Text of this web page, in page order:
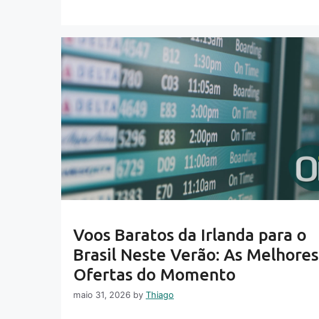
Voos Baratos da Irlanda para o
Brasil Neste Verão: As Melhores
Ofertas do Momento
maio 31, 2026 by Thiago